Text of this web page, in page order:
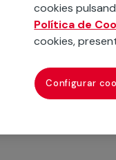
Reparación
cookies
Política de
cookies,
Configurar